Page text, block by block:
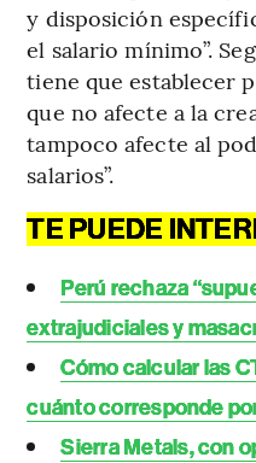
y disposición
el salario mínimo”.
tiene que establecer
que no afecte a la
tampoco afecte al
salarios”.
TE PUEDE
Perú rechaza
extrajudiciales y
Cómo calcular las
cuánto corresponde
Sierra Metals, con